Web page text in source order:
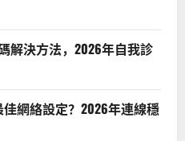
解決方法，2026年自我診
網絡設定？2026年連線穩